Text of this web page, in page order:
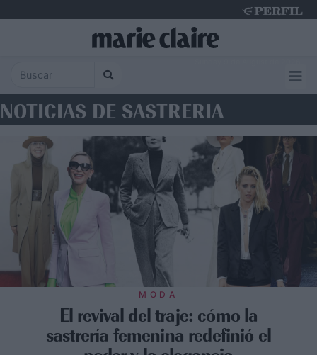
NOTICIAS DE SASTRERIA
MODA
El revival del traje: cómo la
sastrería femenina redefinió el